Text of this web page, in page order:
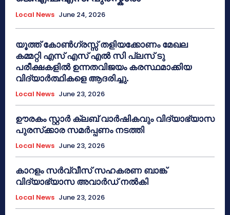
Local News June 24, 2026
യൂത്ത് കോൺഗ്രസ്സ് തളിയക്കോണം മേഖല
കമ്മറ്റി എസ് എസ് എൽ സി പ്ലസ് ടു
പരീക്ഷകളിൽ ഉന്നതവിജയം കരസ്ഥമാക്കിയ
വിദ്യാർത്ഥികളെ ആദരിച്ചു.
Local News June 23, 2026
ഊരകം സ്റ്റാർ ക്ലബ് വാർഷികവും വിദ്യാഭ്യാസ
പുരസ്‌ക്കാര സമർപ്പണം നടത്തി
Local News June 23, 2026
കാറളം സർവ്വീസ് സഹകരണ ബാങ്ക്
വിദ്യാഭ്യാസ അവാർഡ് നൽകി
Local News June 23, 2026